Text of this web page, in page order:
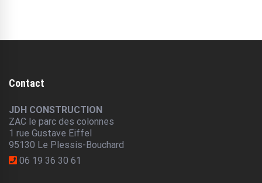
Contact
JDH CONSTRUCTION
ZAC le parc des colonnes
1 rue Gustave Eiffel
95130 Le Plessis-Bouchard
06 19 36 30 61